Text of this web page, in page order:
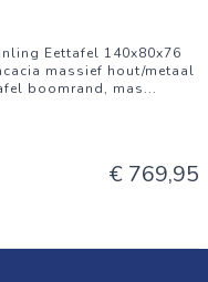
Eettafel 140x80x76
massief hout/metaal
boomrand, mas...
€ 769,95